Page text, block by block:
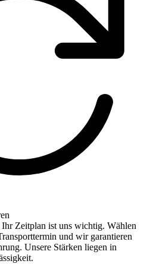
Zeitplan ist uns wichtig. Wählen
und wir garantieren
Unsere Stärken liegen in